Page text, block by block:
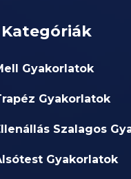
Gyakorlatok
Gyakorlatok
Szalagos
Gyakorlatok